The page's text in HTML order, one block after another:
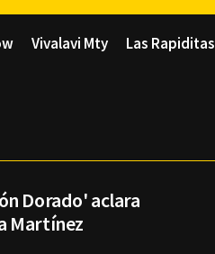
Vivalavi Mty Las Rapiditas
Dorado' aclara
Martínez